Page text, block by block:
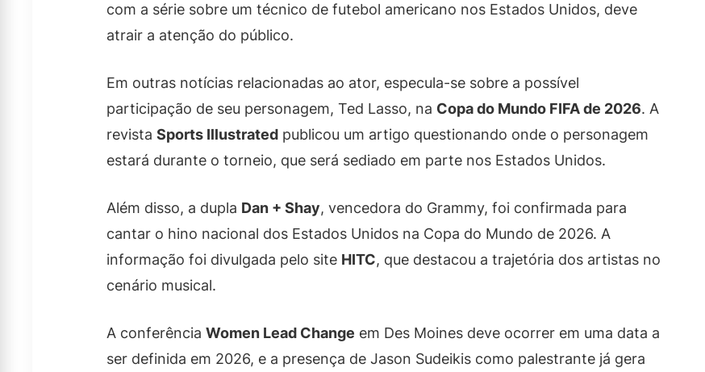
com a série sobre um técnico de futebol americano nos Estados Unidos, deve
atrair a atenção do público.
Em outras notícias relacionadas ao ator, especula-se sobre a possível
participação de seu personagem, Ted Lasso, na Copa do Mundo FIFA de 2026. A
revista Sports Illustrated publicou um artigo questionando onde o personagem
estará durante o torneio, que será sediado em parte nos Estados Unidos.
Além disso, a dupla Dan + Shay, vencedora do Grammy, foi confirmada para
cantar o hino nacional dos Estados Unidos na Copa do Mundo de 2026. A
informação foi divulgada pelo site HITC, que destacou a trajetória dos artistas no
cenário musical.
A conferência Women Lead Change em Des Moines deve ocorrer em uma data a
ser definida em 2026, e a presença de Jason Sudeikis como palestrante já gera